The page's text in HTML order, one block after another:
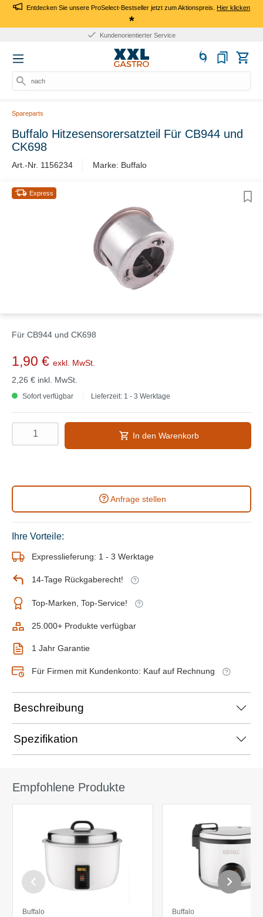
Entdecken Sie unsere ProSelect-Bestseller jetzt zum Aktionspreis.Hier klicken
*
Kundenorientierter Service
nach P
Spareparts
Buffalo Hitzesensorersatzteil Für CB944 und
CK698
Art.-Nr. 1156234 Marke: Buffalo
Express
Für CB944 und CK698
1,90 € exkl. MwSt.
2,26 € inkl. MwSt.
Sofort verfügbar Lieferzeit: 1 - 3 Werktage
In den Warenkorb
Anfrage stellen
Ihre Vorteile:
Expresslieferung: 1 - 3 Werktage
14-Tage Rückgaberecht!
Top-Marken, Top-Service!
25.000+ Produkte verfügbar
1 Jahr Garantie
Für Firmen mit Kundenkonto: Kauf auf Rechnung
Beschreibung
Spezifikation
Empfohlene Produkte
Buffalo Buffalo